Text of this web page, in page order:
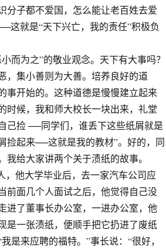
分子都不爱国，怎么能让老百姓去爱
这就是“天下兴亡，我的责任”积极负
而为之”的敬业观念。天下有大事吗？
，集小善则为大善。培养良好的道
事开始的。这种道德是慢慢建立起来
时候，我和师大校长一块出来，礼堂
己捡 ──同学们，谁丢下这些纸屑就是
捡起来──这就是我的教材”。好的，同
给大家讲两个关于渍纸的故事。
，他大学毕业后，去一家汽车公司应
前面几个人面试之后，他觉得自己没
进了董事长办公室，一进办公室，他
是一张渍纸，便顺手把它扔进了废纸
是来应聘的福特。”事长说：“很好，